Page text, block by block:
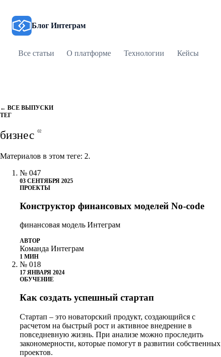
Блог Интеграм
Все статьи О платформе Технологии Кейсы
← ВСЕ ВЫПУСКИ
ТЕГ
бизнес 02
Материалов в этом теге: 2.
№ 047
03 СЕНТЯБРЯ 2025
ПРОЕКТЫ
Конструктор финансовых моделей No-code
финансовая модель Интеграм
АВТОР
Команда Интеграм
1 МИН
№ 018
17 ЯНВАРЯ 2024
ОБУЧЕНИЕ
Как создать успешный стартап
Стартап – это новаторский продукт, создающийся с
расчетом на быстрый рост и активное внедрение в
повседневную жизнь. При анализе можно проследить
закономерности, которые помогут в развитии собственных
проектов.